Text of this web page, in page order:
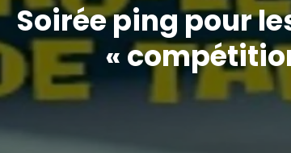
Soirée ping pour
«